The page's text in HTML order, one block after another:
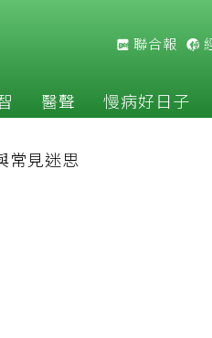
聯合報
醫聲 慢病好日子
常見迷思